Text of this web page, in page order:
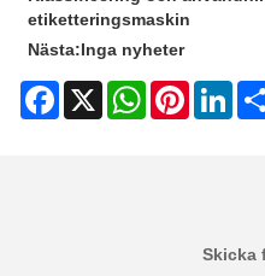
etiketteringsmaskin
Nästa:Inga nyheter
Facebook
X WhatsAppPinterest
Skicka